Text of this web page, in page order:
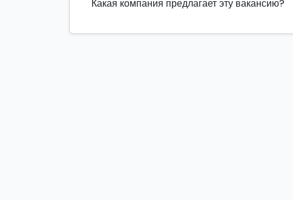
Какая компания предлагает эту вакансию?